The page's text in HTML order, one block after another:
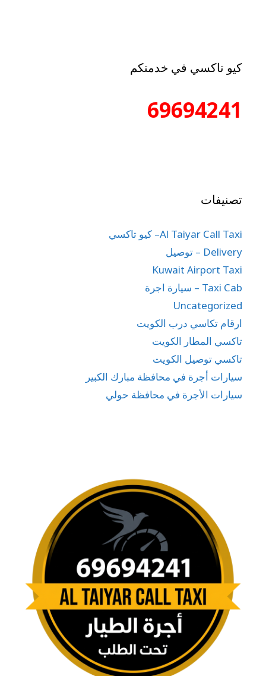
كيو تاكسي في خدمتكم
69694241
تصنيفات
Al Taiyar Call Taxi– كيو تاكسي
Delivery – توصيل
Kuwait Airport Taxi
Taxi Cab – سيارة اجرة
Uncategorized
ارقام تكاسي درب الكويت
تاكسي المطار الكويت
تاكسي توصيل الكويت
سيارات أجرة في محافظة مبارك الكبير
سيارات الأجرة في محافظة حولي